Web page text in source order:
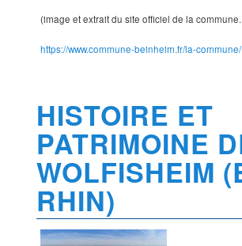
(image et extrait du site officiel de la
https://www.commune-beinheim.fr/la-commune/
HISTOIRE ET
PATRIMOINE
WOLFISHEIM
RHIN)